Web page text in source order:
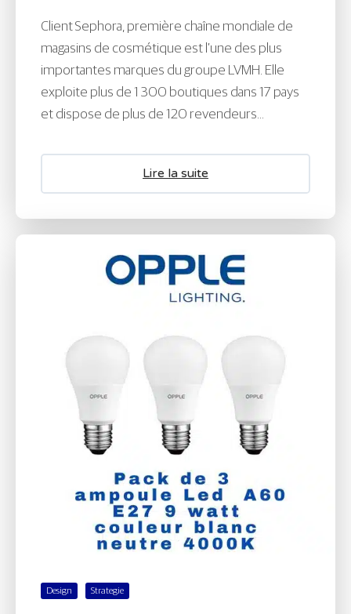
Client Sephora, première chaîne mondiale de
magasins de cosmétique est l’une des plus
importantes marques du groupe LVMH. Elle
exploite plus de 1 300 boutiques dans 17 pays
et dispose de plus de 120 revendeurs...
Lire la suite
Design Strategie